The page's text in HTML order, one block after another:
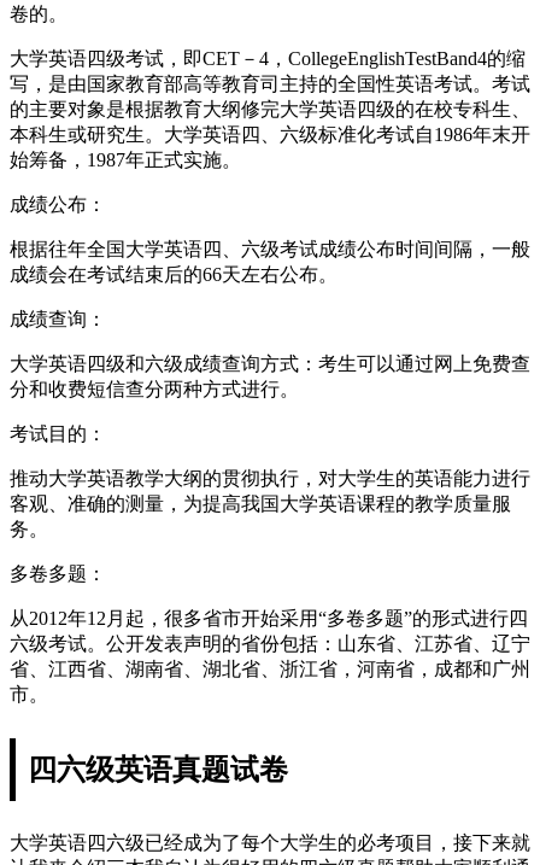
卷的。
大学英语四级考试，即CET－4，CollegeEnglishTestBand4的缩
写，是由国家教育部高等教育司主持的全国性英语考试。考试
的主要对象是根据教育大纲修完大学英语四级的在校专科生、
本科生或研究生。大学英语四、六级标准化考试自1986年末开
始筹备，1987年正式实施。
成绩公布：
根据往年全国大学英语四、六级考试成绩公布时间间隔，一般
成绩会在考试结束后的66天左右公布。
成绩查询：
大学英语四级和六级成绩查询方式：考生可以通过网上免费查
分和收费短信查分两种方式进行。
考试目的：
推动大学英语教学大纲的贯彻执行，对大学生的英语能力进行
客观、准确的测量，为提高我国大学英语课程的教学质量服
务。
多卷多题：
从2012年12月起，很多省市开始采用“多卷多题”的形式进行四
六级考试。公开发表声明的省份包括：山东省、江苏省、辽宁
省、江西省、湖南省、湖北省、浙江省，河南省，成都和广州
市。
四六级英语真题试卷
大学英语四六级已经成为了每个大学生的必考项目，接下来就